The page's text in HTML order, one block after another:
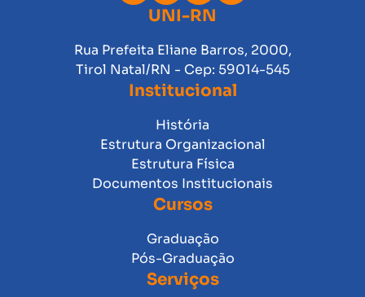
UNI-RN
Rua Prefeita Eliane Barros, 2000,
Tirol Natal/RN - Cep: 59014-545
Institucional
História
Estrutura Organizacional
Estrutura Física
Documentos Institucionais
Cursos
Graduação
Pós-Graduação
Serviços